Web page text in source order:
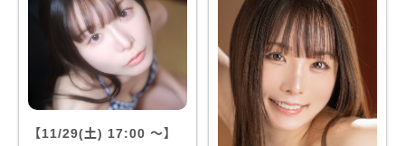
【11/29(土) 17:00 〜】